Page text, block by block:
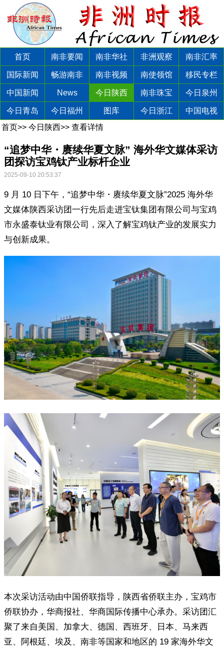
首页 南非要闻 南非华社 非洲观察 南非汇率
国际新闻 畅游南非 南非视频 南使领馆 移民专栏
中国新闻 News 今日陕西 南非珠宝 今日泉州
今日青岛 今日福州 图库 今日浙江
中国电视
首页>> 今日陕西>> 查看详情
“追梦中华・赓续华夏文脉” 海外华文媒体采访
团探访宝鸡钛产业标杆企业​
2025-09-10 20:53:37
9 月 10 日下午，“追梦中华・赓续华夏文脉”2025 海外华
文媒体陕西采访团一行先后走进宝钛集团有限公司与宝鸡
市永盛泰钛业有限公司，深入了解宝鸡钛产业的发展实力
与创新成果。
本次采访活动由中国侨联指导，陕西省侨联主办，宝鸡市
侨联协办，华商报社、华商国际传播中心承办。采访团汇
聚了来自美国、加拿大、德国、西班牙、日本、马来西
亚、阿根廷、埃及、南非等国家和地区的 19 家海外华文